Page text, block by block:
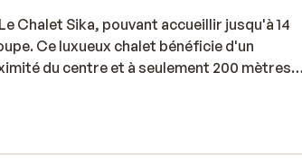
Chalet Sika, pouvant accueillir jusqu'à 14
Ce luxueux chalet bénéficie d'un
du centre et à seulement 200 mètres
ouvert, agrémenté de larges baies
derrière les montagnes... Vous pourrez
Vous y trouverez sept chambres au